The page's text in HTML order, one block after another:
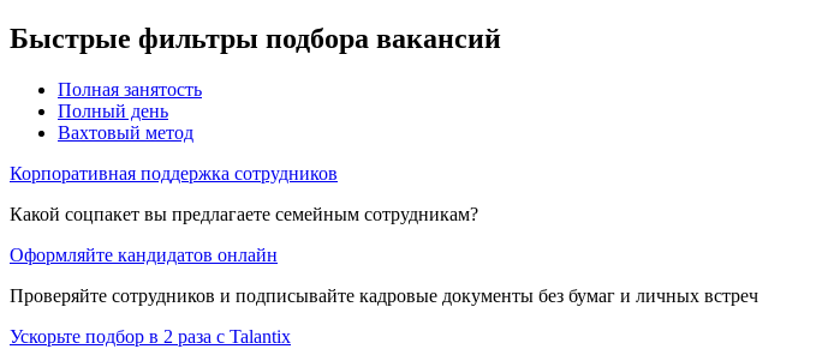
Быстрые фильтры подбора вакансий
Полная занятость
Полный день
Вахтовый метод
Корпоративная поддержка сотрудников
Какой соцпакет вы предлагаете семейным сотрудникам?
Оформляйте кандидатов онлайн
Проверяйте сотрудников и подписывайте кадровые документы без бумаг и личных встреч
Ускорьте подбор в 2 раза с Talantix